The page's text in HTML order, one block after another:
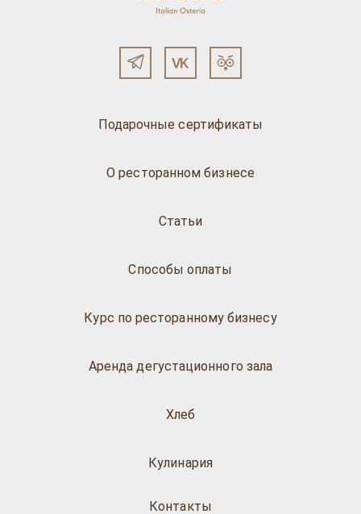
Подарочные сертификаты
О ресторанном бизнесе
Статьи
Способы оплаты
Курс по ресторанному бизнесу
Аренда дегустационного зала
Хлеб
Кулинария
Контакты